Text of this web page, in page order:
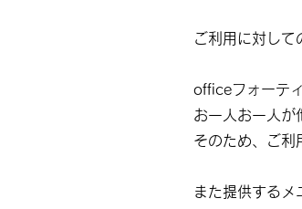
ご利用に対して
officeフォーテ
お一人お一人が
そのため、ご利
また提供するメ